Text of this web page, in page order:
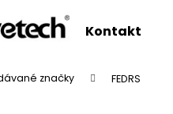
Kontakt
značky FEDRS